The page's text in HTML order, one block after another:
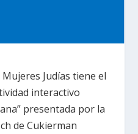
Judías tiene el
interactivo
presentada por la
de Cukierman